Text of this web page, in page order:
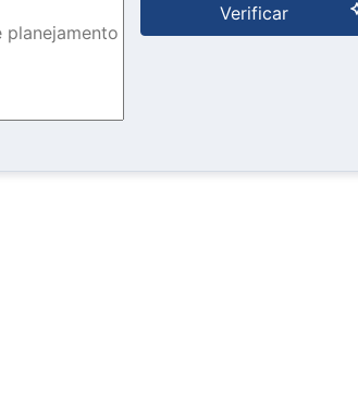
Verificar